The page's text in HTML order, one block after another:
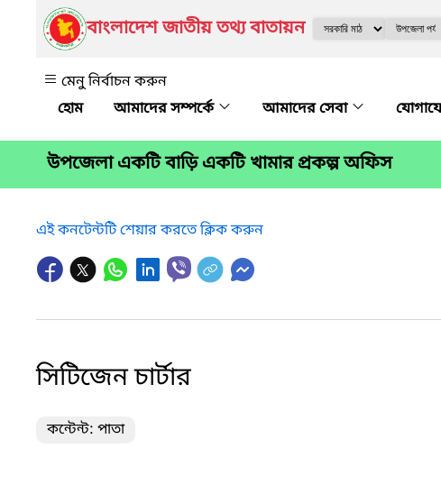
বাংলাদেশ জাতীয় তথ্য বাতায়ন
মেনু নির্বাচন করুন
আমাদের সম্পর্কে
আমাদের সেবা
উপজেলা একটি বাড়ি একটি খামার প্রকল্প অফিস
এই কনটেন্টটি শেয়ার করতে ক্লিক করুন
সিটিজেন চার্টার
কন্টেন্ট: পাতা